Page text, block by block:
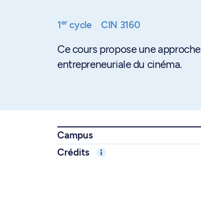
1ercycle CIN 3160
Ce cours propose une
entrepreneuriale du cinéma.
Campus
Crédits